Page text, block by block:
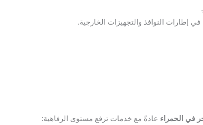
إطارات النوافذ والتجهيزات الخارجية.
في الحمراء عادةً مع خدمات ترفع مستوى الرفاهية: